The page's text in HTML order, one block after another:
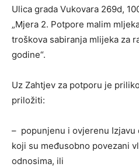
Ulica grada Vukovara 269d,
„Mjera 2. Potpore malim
troškova sabiranja mlijeka za
godine“.
Uz Zahtjev za potporu je
priložiti:
– popunjenu i ovjerenu Izjavu
koji su međusobno povezani
odnosima, ili